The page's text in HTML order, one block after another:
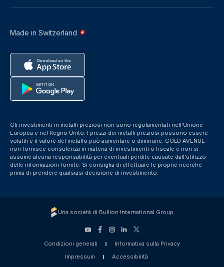
Made in Switzerland
Gli investimenti in metalli preziosi non sono regolamentati nell'Unione
Europea e nel Regno Unito. I prezzi dei metalli preziosi possono essere
volatili e il valore del metallo può aumentare o diminuire. GOLD AVENUE
non fornisce consulenza in materia di investimenti o fiscale e non si
assume alcuna responsabilità per eventuali perdite causate dall'utilizzo
delle informazioni fornite. Si consiglia di effettuare le proprie ricerche
prima di prendere qualsiasi decisione di investimento.
Una società di Bullion International Group
Condizioni generali
Informativa sulla Privacy
Impressum
Accessibilità